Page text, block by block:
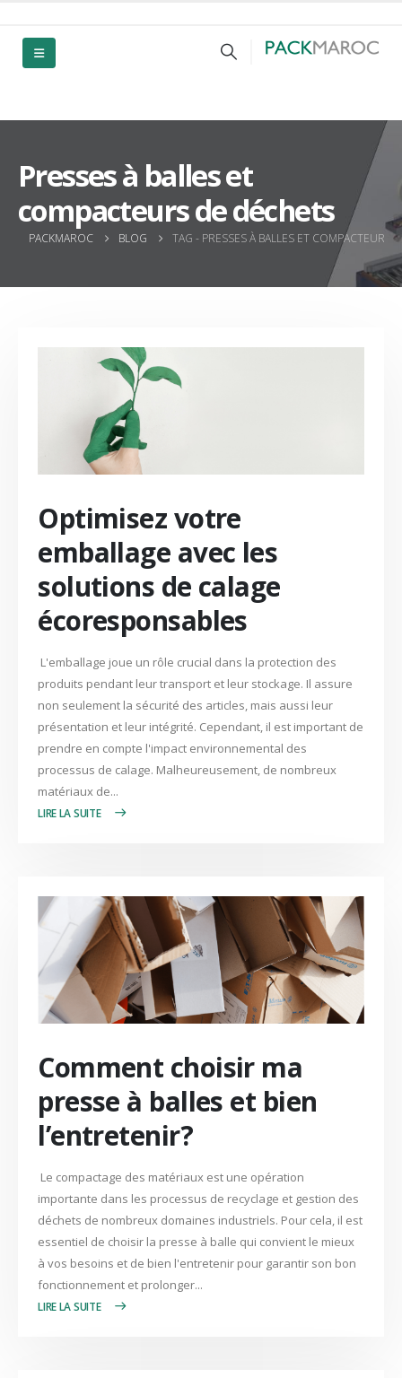
Presses à balles et
compacteurs de déchets
PACKMAROC BLOG TAG - PRESSES À BALLES ET COMPACTEURS
Optimisez votre
emballage avec les
solutions de calage
écoresponsables
L'emballage joue un rôle crucial dans la protection des
produits pendant leur transport et leur stockage. Il assure
non seulement la sécurité des articles, mais aussi leur
présentation et leur intégrité. Cependant, il est important de
prendre en compte l'impact environnemental des
processus de calage. Malheureusement, de nombreux
matériaux de...
Comment choisir ma
presse à balles et bien
l’entretenir?
Le compactage des matériaux est une opération
importante dans les processus de recyclage et gestion des
déchets de nombreux domaines industriels. Pour cela, il est
essentiel de choisir la presse à balle qui convient le mieux
à vos besoins et de bien l'entretenir pour garantir son bon
fonctionnement et prolonger...